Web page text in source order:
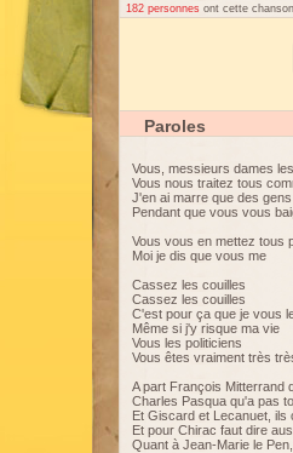
182 personnes ont cette
Paroles
Vous, messieurs dames
Vous nous traitez tous
J'en ai marre que des
Pendant que vous vous
Vous vous en mettez tous
Moi je dis que vous me
Cassez les couilles
Cassez les couilles
C'est pour ça que je vous
Même si j'y risque ma vie
Vous les politiciens
Vous êtes vraiment très
A part François Mitterrand
Charles Pasqua qu'a pas
Et Giscard et Lecanuet, ils
Et pour Chirac faut dire
Quant à Jean-Marie le